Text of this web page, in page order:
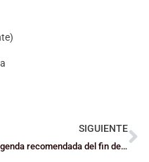
SIGUIENTE
Agenda recomendada del fin de semana